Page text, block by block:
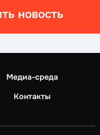
новость
Медиа-среда
Контакты